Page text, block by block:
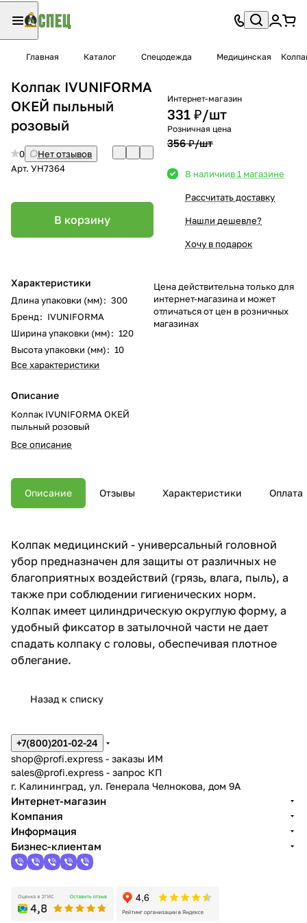
Главная Каталог Спецодежда Медицинская
Колпак IVUNIFORMA
ОКЕЙ пыльный
розовый
0
Нет отзывов
Арт. УН7364
В корзину
Характеристики
Длина упаковки (мм): 300
Бренд: IVUNIFORMA
Ширина упаковки (мм): 120
Высота упаковки (мм): 10
Все характеристики
Описание
Колпак IVUNIFORMA ОКЕЙ
пыльный розовый
Все описание
Интернет-магазин
331 ₽/шт
Розничная цена
356 ₽/шт
В наличиив 1 магазине
Рассчитать доставку
Нашли дешевле?
Хочу в подарок
Цена действительна только для
интернет-магазина и может
отличаться от цен в розничных
магазинах
Описание Отзывы Характеристики Оплата
Колпак медицинский - универсальный головной
убор предназначен для защиты от различных не
благоприятных воздействий (грязь, влага, пыль), а
также при соблюдении гигиенических норм.
Колпак имеет цилиндрическую округлую форму, а
удобный фиксатор в затылочной части не дает
спадать колпаку с головы, обеспечивая плотное
облегание.
Назад к списку
+7(800)201-02-24
shop@profi.express - заказы ИМ
sales@profi.express - запрос КП
г. Калининград, ул. Генерала Челнокова, дом 9A
Интернет-магазин
Компания
Информация
Бизнес-клиентам